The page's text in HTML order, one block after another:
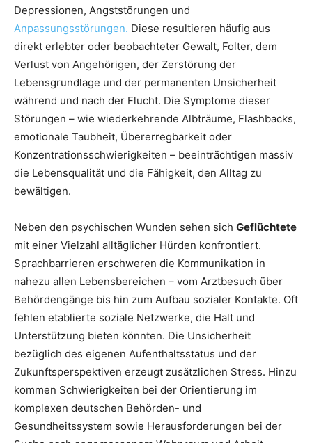
Depressionen, Angststörungen und
Anpassungsstörungen. Diese resultieren häufig aus
direkt erlebter oder beobachteter Gewalt, Folter, dem
Verlust von Angehörigen, der Zerstörung der
Lebensgrundlage und der permanenten Unsicherheit
während und nach der Flucht. Die Symptome dieser
Störungen – wie wiederkehrende Albträume, Flashbacks,
emotionale Taubheit, Übererregbarkeit oder
Konzentrationsschwierigkeiten – beeinträchtigen massiv
die Lebensqualität und die Fähigkeit, den Alltag zu
bewältigen.
Neben den psychischen Wunden sehen sich Geflüchtete
mit einer Vielzahl alltäglicher Hürden konfrontiert.
Sprachbarrieren erschweren die Kommunikation in
nahezu allen Lebensbereichen – vom Arztbesuch über
Behördengänge bis hin zum Aufbau sozialer Kontakte. Oft
fehlen etablierte soziale Netzwerke, die Halt und
Unterstützung bieten könnten. Die Unsicherheit
bezüglich des eigenen Aufenthaltsstatus und der
Zukunftsperspektiven erzeugt zusätzlichen Stress. Hinzu
kommen Schwierigkeiten bei der Orientierung im
komplexen deutschen Behörden- und
Gesundheitssystem sowie Herausforderungen bei der